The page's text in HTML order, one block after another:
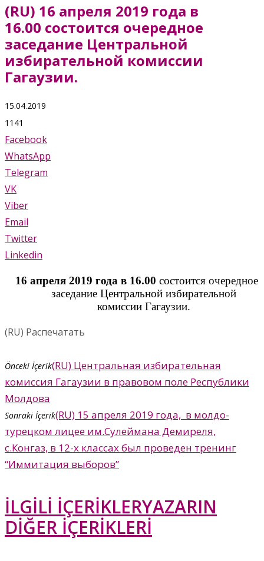
(RU) 16 апреля 2019 года в
16.00 состоится очередное
заседание Центральной
избирательной комиссии
Гагаузии.
15.04.2019
1141
Facebook
WhatsApp
Telegram
VK
Viber
Email
Twitter
Linkedin
16 апреля 2019 года в 16.00 состоится очередное
заседание Центральной избирательной
комиссии Гагаузии.
(RU) Распечатать
Önceki İçerik(RU) Центральная избирательная
комиссия Гагаузии в правовом поле Республики
Молдова
Sonraki İçerik(RU) 15 апреля 2019 года, в молдо-
турецком лицее им.Сулеймана Демиреля,
с.Конгаз, в 12-х классах был проведен тренинг
“Иммитация выборов”
İLGİLİ İÇERİKLERYAZARIN
DİĞER İÇERİKLERİ